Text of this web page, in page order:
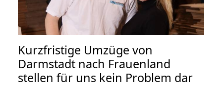
Kurzfristige Umzüge von
Darmstadt nach Frauenland
stellen für uns kein Problem dar